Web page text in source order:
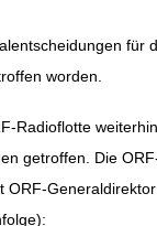
für
worden.
Radioflotte
getroffen. Die
ORF-